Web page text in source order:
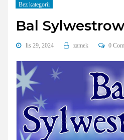
Bez kategorii
Bal
lis 29, 2024 zamek 0